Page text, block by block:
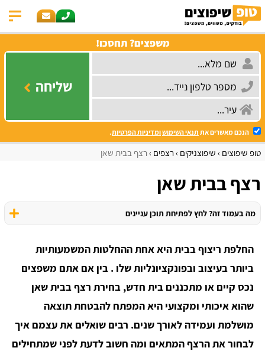
משפצים? תחסכו!
שליחה
הנכם מאשרים את תנאי השימושומדיניות הפרטיות.
טופ שיפוצים שיפוצניקים רצפים רצף בבית שאן
רצף בבית שאן
מה בעמוד זה? לחץ לפתיחת תוכן עניינים
החלפת ריצוף בבית היא אחת ההחלטות המשמעותיות
ביותר בעיצוב ובפונקציונליות שלו . בין אם אתם משפצים
נכס קיים או מתכננים בית חדש, בחירת רצף בבית שאן
שהוא איכותי ומקצועי היא המפתח להבטחת תוצאה
מושלמת ועמידה לאורך שנים. רבים שואלים את עצמם איך
לבחור את הרצף המתאים ומה חשוב לדעת לפני שמתחילים